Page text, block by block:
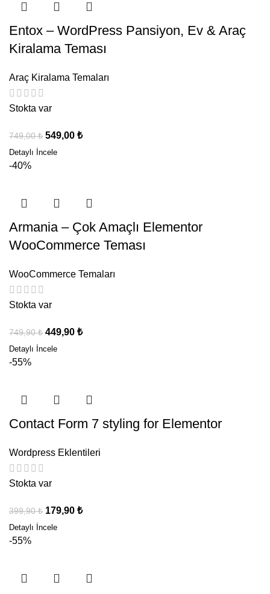
Entox – WordPress Pansiyon, Ev & Araç
Kiralama Teması
Araç Kiralama Temaları
Stokta var
749,00₺ 549,00 ₺
-40%
Armania – Çok Amaçlı Elementor
WooCommerce Teması
WooCommerce Temaları
Stokta var
749,90₺ 449,90 ₺
-55%
Contact Form 7 styling for Elementor
Wordpress Eklentileri
Stokta var
399,90₺ 179,90 ₺
-55%